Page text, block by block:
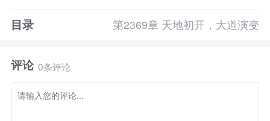
辱我者，欺我者，害我者，十倍奉还！我不懂年少轻
目录 第2369章 天地初开，大道演变
评论 0条评论